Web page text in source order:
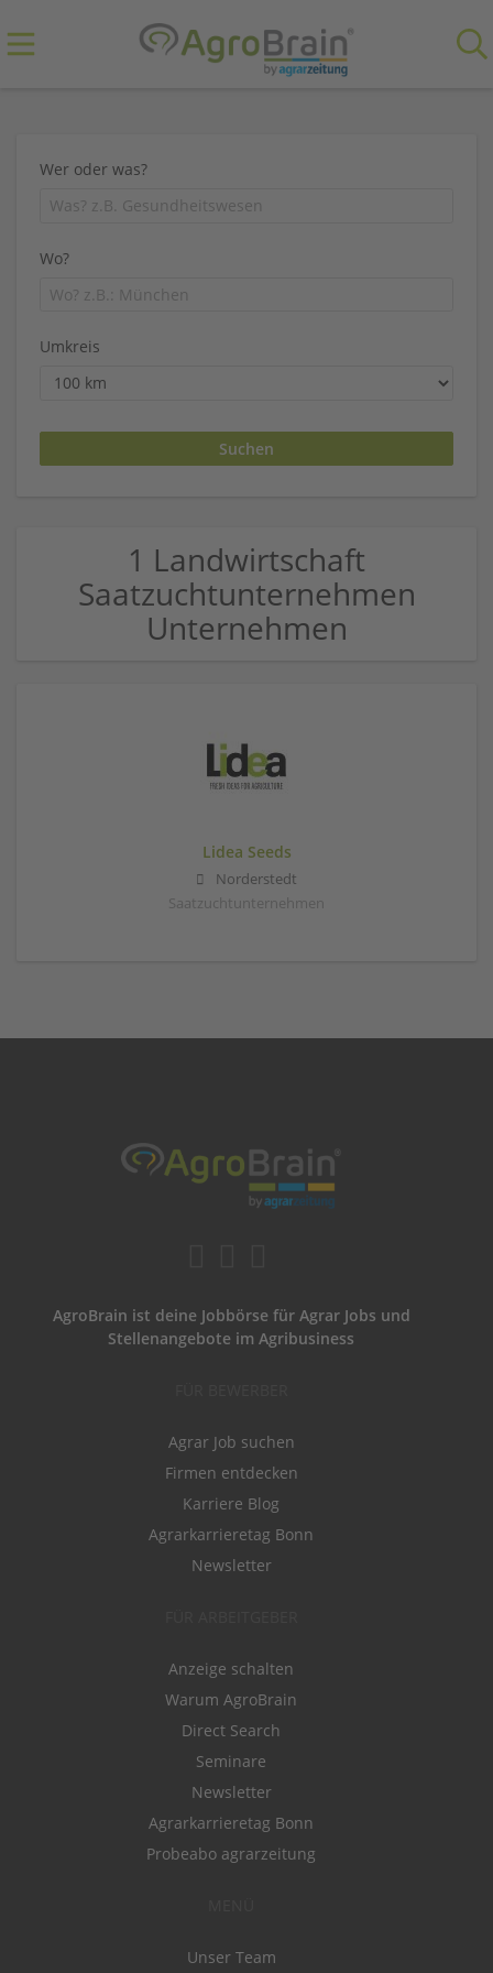
Wer oder was?
Wo?
Umkreis
1 Landwirtschaft
Saatzuchtunternehmen
Unternehmen
Lidea Seeds
Norderstedt
Saatzuchtunternehmen
AgroBrain ist deine Jobbörse für Agrar Jobs und
Stellenangebote im Agribusiness
Agrar Job suchen
Firmen entdecken
Karriere Blog
Agrarkarrieretag Bonn
Newsletter
Anzeige schalten
Warum AgroBrain
Direct Search
Seminare
Newsletter
Agrarkarrieretag Bonn
Probeabo agrarzeitung
Unser Team